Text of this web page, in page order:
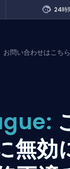
24時
お問い合わせはこちら
無効